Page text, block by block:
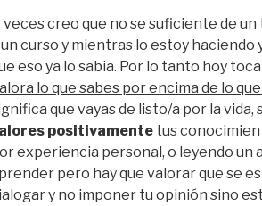
veces creo que no se suficiente de
curso y mientras lo estoy haciendo
eso ya lo sabia. Por lo tanto hoy toca
lo que sabes por encima de lo
que vayas de listo/a por la
positivamente tus
experiencia personal, o leyendo un
pero hay que valorar que se
y no imponer tu opinión sino